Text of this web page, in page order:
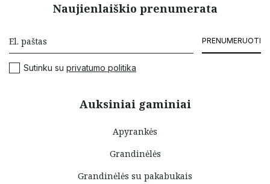
Auksiniai gaminiai
Apyrankės
Grandinėlės
Grandinėlės su pakabukais
Naujienlaiškio prenumerata
PRENUMERUOTI
Sutinku su privatumo politika